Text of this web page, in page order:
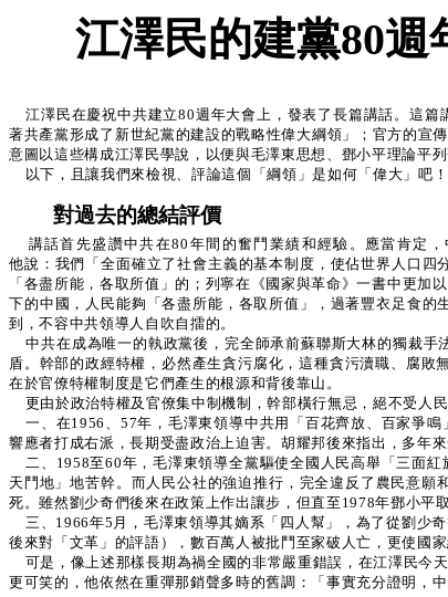
江澤民的建黨80週
江澤民在慶祝中共建立80週年大會上，發表了長篇講話。這
著共產黨形成了新世紀黨的建設的戰略性偉大綱領」；官方的宣
意圖以這些構成江澤民學說，以便與毛澤東思想、鄧小平理論平
以下，且讓我們來檢視、評論這個「綱領」是如何「偉大」吧！
對過去的總結評價
講話首先盛讚中共在80年間的奮鬥業績和經驗。應當肯定
他說：我們「全面確立了社會主義的基本制度，使佔世界人口
「各盡所能，各取所值」的；列寧在《國家與革命》一書中更
下的中國，人民能夠「各盡所能，各取所值」，過著豐衣足食
到，不容中共領導人自吹自擂的。
中共在成為唯一的執政黨後，完全師承前蘇聯斯大林的獨裁
盾。幹部的政經特權，必然產生貪污腐化，這種貪污瀆職、腐
在於官僚特權制度是它們產生的根源和背後靠山。
更由於政治特權及官僚集中制機制，幹部橫行無忌，絕不受人
一、在1956、57年，毛澤東領導中共用「百花齊放、百家爭
響應者打成右派，長期受盡政治上迫害。胡耀邦後來指出，多年
二、1958至60年，毛澤東領導全黨驅使全國人民高舉「三面
天鬥地」地苦幹。而人民公社的強迫推行，完全違反了農民意
死。雖然劉少奇們後來在政策上作出讓步，但直至1978年鄧小平
三、1966年5月，毛澤東領導其嫡系「四人幫」，為了從劉少
後來對「文革」的評語），數百萬人被批鬥至家破人亡，更使國家
可是，像上述那樣長期為禍全國的非常嚴重錯誤，在江澤民今
更可笑的，他依然在重彈那銷聲多時的舊調：「事實充分證明，